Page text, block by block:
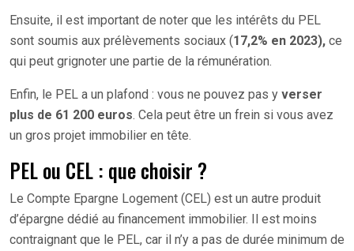
Ensuite, il est important de noter que les intérêts du PEL
sont soumis aux prélèvements sociaux (17,2% en 2023), ce
qui peut grignoter une partie de la rémunération.
Enfin, le PEL a un plafond : vous ne pouvez pas y verser
plus de 61 200 euros. Cela peut être un frein si vous avez
un gros projet immobilier en tête.
PEL ou CEL : que choisir ?
Le Compte Epargne Logement (CEL) est un autre produit
d’épargne dédié au financement immobilier. Il est moins
contraignant que le PEL, car il n’y a pas de durée minimum de